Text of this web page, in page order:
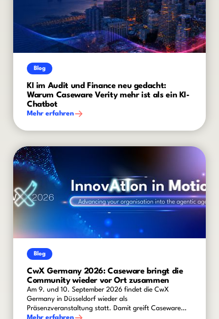
Blog
KI im Audit und Finance neu gedacht:
Warum Caseware Verity mehr ist als ein KI-
Chatbot
Mehr erfahren
Blog
CwX Germany 2026: Caseware bringt die
Community wieder vor Ort zusammen
Am 9. und 10. September 2026 findet die CwX
Germany in Düsseldorf wieder als
Präsenzveranstaltung statt. Damit greift Caseware
den vielfach geäußerten Wunsch nach mehr
Mehr erfahren